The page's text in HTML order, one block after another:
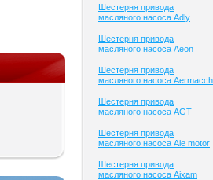
Шестерня привода
масляного насоса Adly
Шестерня привода
масляного насоса Aeon
Шестерня привода
масляного насоса
Шестерня привода
масляного насоса AGT
Шестерня привода
масляного насоса Aie motor
Шестерня привода
масляного насоса Aixam